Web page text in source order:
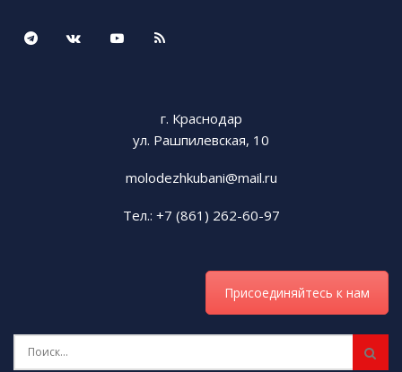
г. Краснодар
ул. Рашпилевская, 10
molodezhkubani@mail.ru
Тел.: +7 (861) 262-60-97
Присоединяйтесь к нам